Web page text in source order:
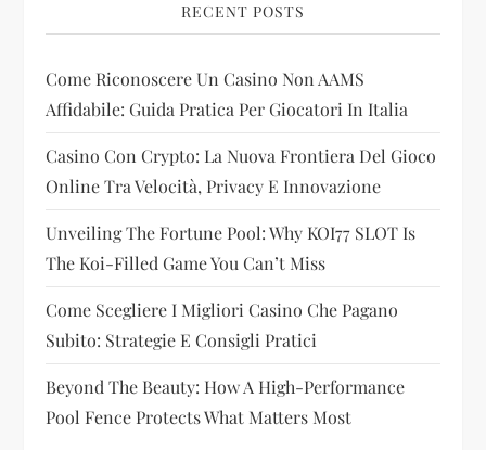
g
a
t
i
o
n
RECENT POSTS
Come Riconoscere Un Casino Non AAMS
Affidabile: Guida Pratica Per Giocatori In Italia
Casino Con Crypto: La Nuova Frontiera Del Gioco
Online Tra Velocità, Privacy E Innovazione
Unveiling The Fortune Pool: Why KOI77 SLOT Is
The Koi-Filled Game You Can’t Miss
Come Scegliere I Migliori Casino Che Pagano
Subito: Strategie E Consigli Pratici
Beyond The Beauty: How A High-Performance
Pool Fence Protects What Matters Most